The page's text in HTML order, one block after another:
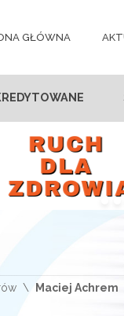
GŁÓWNA
Maciej Achrem